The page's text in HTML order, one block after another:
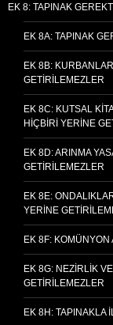
EK 8: TAPINAK
EK 8A: TAPINAK
EK 8B:
GETIRILEMEZLER
EK 8C: KUTSAL
HIÇBIRI YERINE
EK 8D: ARINMA
GETIRILEMEZLER
EK 8E:
YERINE
EK 8F: KOMÜNYON
EK 8G: NEZIRLIK
GETIRILEMEZLER
EK 8H: TAPINAKLA